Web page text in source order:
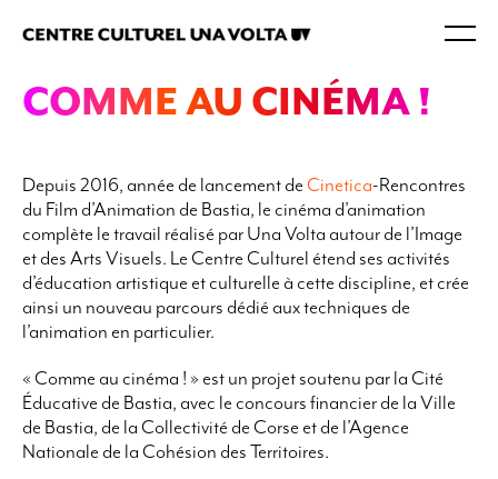
COMME AU CINÉMA !
Depuis 2016, année de lancement de Cinetica-Rencontres
du Film d’Animation de Bastia, le cinéma d’animation
complète le travail réalisé par Una Volta autour de l’Image
et des Arts Visuels. Le Centre Culturel étend ses activités
d’éducation artistique et culturelle à cette discipline, et crée
ainsi un nouveau parcours dédié aux techniques de
l’animation en particulier.
« Comme au cinéma ! » est un projet soutenu par la Cité
Éducative de Bastia, avec le concours financier de la Ville
de Bastia, de la Collectivité de Corse et de l’Agence
Nationale de la Cohésion des Territoires.